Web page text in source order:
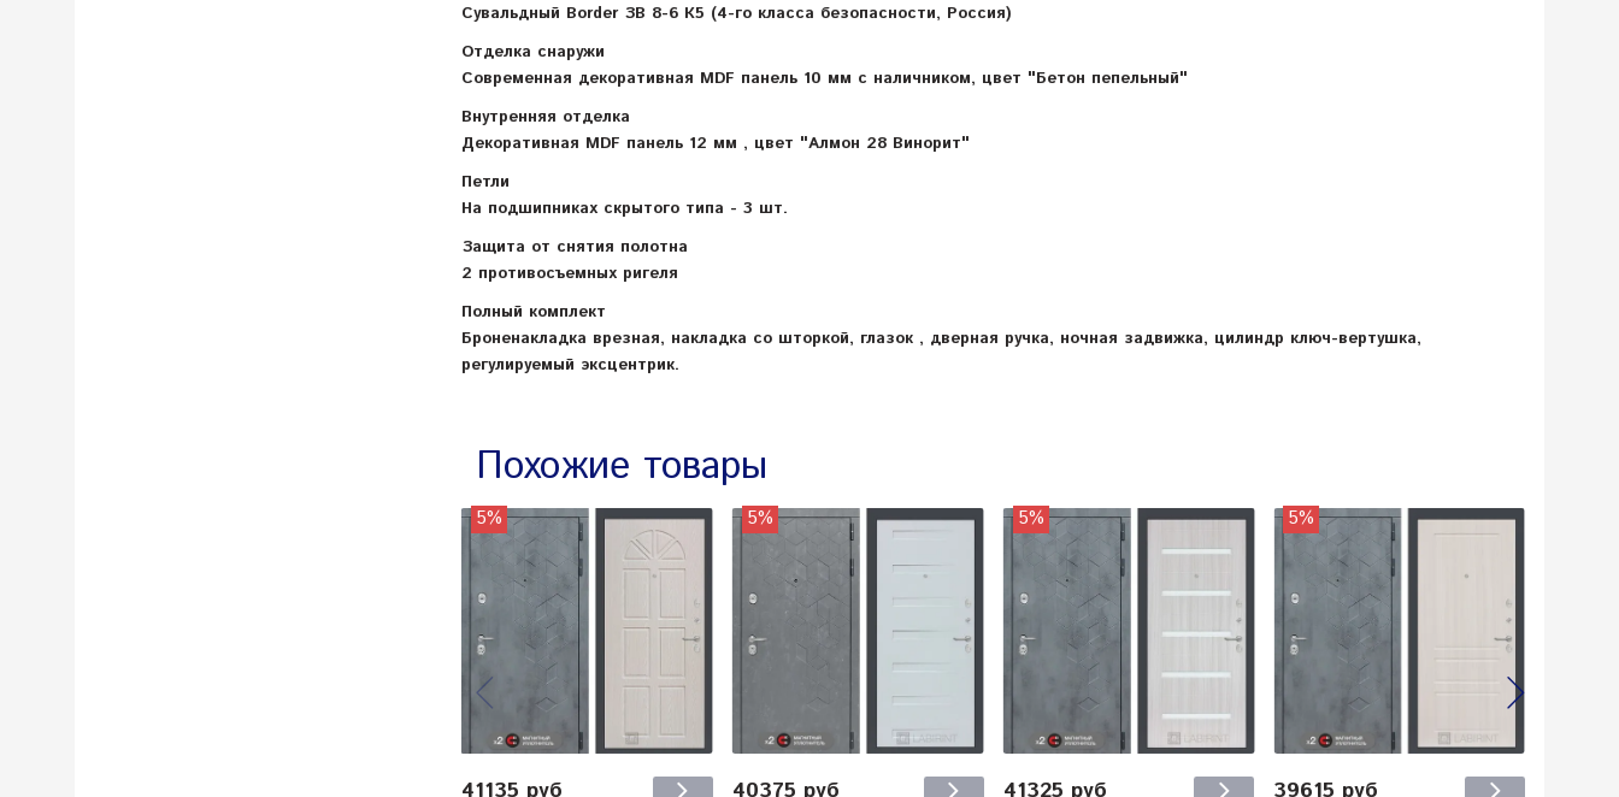
Сувальдный Border ЗВ 8-6 К5 (4-го класса безопасности, Россия)
Отделка снаружи
Современная декоративная MDF панель 10 мм с наличником, цвет "Бетон пепельный"
Внутренняя отделка
Декоративная MDF панель 12 мм , цвет "Алмон 28 Винорит"
Петли
На подшипниках скрытого типа - 3 шт.
Защита от снятия полотна
2 противосъемных ригеля
Полный комплект
Броненакладка врезная, накладка со шторкой, глазок , дверная ручка, ночная задвижка, цилиндр ключ-вертушка,
регулируемый эксцентрик.
Похожие товары
5% 5% 5% 5%